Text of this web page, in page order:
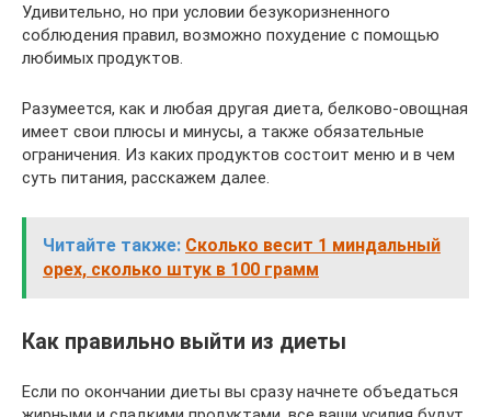
Удивительно, но при условии безукоризненного
соблюдения правил, возможно похудение с помощью
любимых продуктов.
Разумеется, как и любая другая диета, белково-овощная
имеет свои плюсы и минусы, а также обязательные
ограничения. Из каких продуктов состоит меню и в чем
суть питания, расскажем далее.
Читайте также: Сколько весит 1 миндальный
орех, сколько штук в 100 грамм
Как правильно выйти из диеты
Если по окончании диеты вы сразу начнете объедаться